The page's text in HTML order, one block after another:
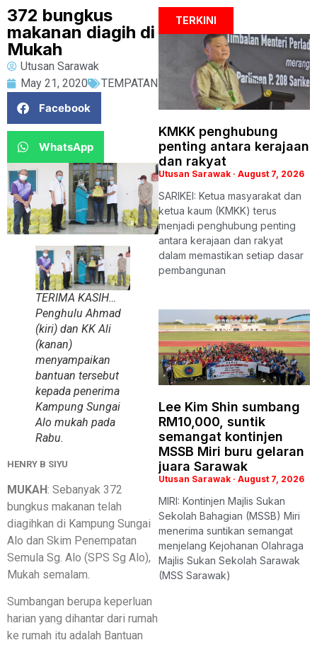
372 bungkus
makanan diagih di
Mukah
Utusan Sarawak
May 21, 2020
TEMPATAN
Facebook
WhatsApp
TERIMA KASIH…
Penghulu Ahmad
(kiri) dan KK Ali
(kanan)
menyampaikan
bantuan tersebut
kepada penerima
Kampung Sungai
Alo mukah pada
Rabu.
HENRY B SIYU
MUKAH: Sebanyak 372
bungkus makanan telah
diagihkan di Kampung Sungai
Alo dan Skim Penempatan
Semula Sg. Alo (SPS Sg Alo),
Mukah semalam.
Sumbangan berupa keperluan
harian yang dihantar dari rumah
ke rumah itu adalah Bantuan
TERKINI
KMKK penghubung
penting antara kerajaan
dan rakyat
Utusan Sarawak August 7, 2026
SARIKEI: Ketua masyarakat dan
ketua kaum (KMKK) terus
menjadi penghubung penting
antara kerajaan dan rakyat
dalam memastikan setiap dasar
pembangunan
Lee Kim Shin sumbang
RM10,000, suntik
semangat kontinjen
MSSB Miri buru gelaran
juara Sarawak
Utusan Sarawak August 7, 2026
MIRI: Kontinjen Majlis Sukan
Sekolah Bahagian (MSSB) Miri
menerima suntikan semangat
menjelang Kejohanan Olahraga
Majlis Sukan Sekolah Sarawak
(MSS Sarawak)